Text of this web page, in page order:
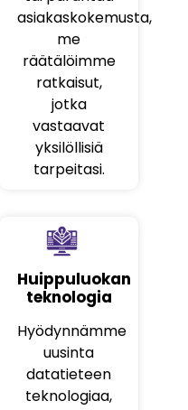
asiakaskokemusta,
me
räätälöimme
ratkaisut,
jotka
vastaavat
yksilöllisiä
tarpeitasi.
Huippuluokan
teknologia
Hyödynnämme
uusinta
datatieteen
teknologiaa,